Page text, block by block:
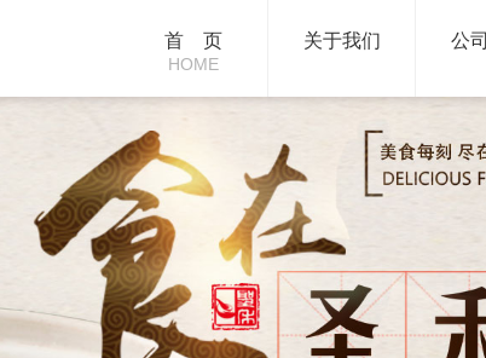
首 页
HOME
关于我们 公